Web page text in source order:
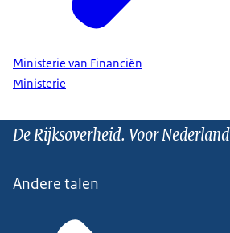
Ministerie van Financiën
Ministerie
De Rijksoverheid. Voor Nederland
Andere talen